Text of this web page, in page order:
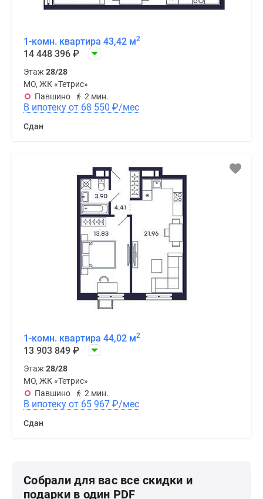
1-комн. квартира 43,42 м2
14 448 396 ₽
Этаж 28/28
МО, ЖК «Тетрис»
Павшино
2 мин.
В ипотеку от 68 550 ₽/мес
Сдан
1-комн. квартира 44,02 м2
13 903 849 ₽
Этаж 28/28
МО, ЖК «Тетрис»
Павшино
2 мин.
В ипотеку от 65 967 ₽/мес
Сдан
Собрали для вас все скидки и
подарки в один PDF